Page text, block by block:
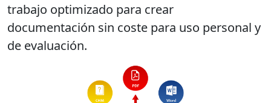
trabajo optimizado para crear
documentación sin coste para uso personal y
de evaluación.